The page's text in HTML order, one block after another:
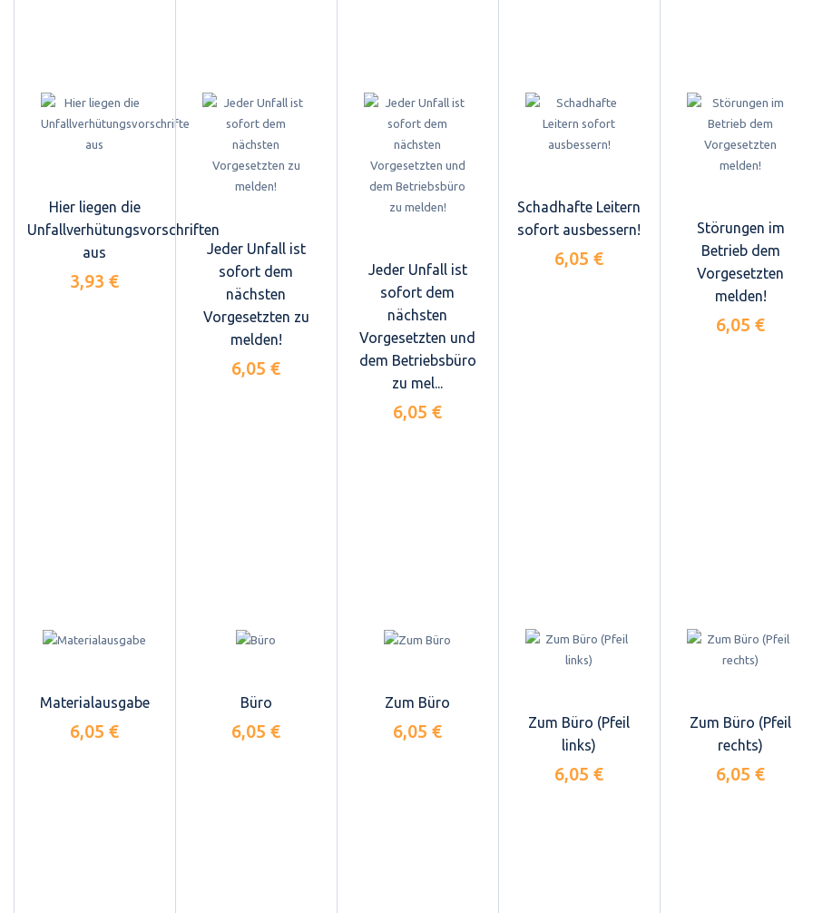
Hier liegen die
Unfallverhütungsvorschriften
aus
3,93 €
Jeder Unfall ist
sofort dem
nächsten
Vorgesetzten zu
melden!
6,05 €
Jeder Unfall ist
sofort dem
nächsten
Vorgesetzten und
dem Betriebsbüro
zu mel...
6,05 €
Schadhafte Leitern
sofort ausbessern!
6,05 €
Störungen im
Betrieb dem
Vorgesetzten
melden!
6,05 €
Materialausgabe
6,05 €
Büro
6,05 €
Zum Büro
6,05 €
Zum Büro (Pfeil
links)
6,05 €
Zum Büro (Pfeil
rechts)
6,05 €